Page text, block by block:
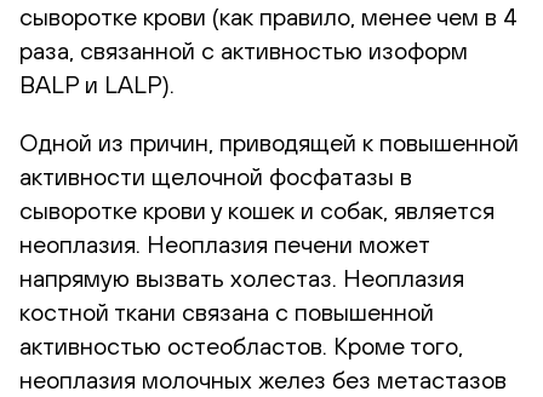
сыворотке крови (как правило, менее чем в 4
раза, связанной с активностью изоформ
BALP и LALP).
Одной из причин, приводящей к повышенной
активности щелочной фосфатазы в
сыворотке крови у кошек и собак, является
неоплазия. Неоплазия печени может
напрямую вызвать холестаз. Неоплазия
костной ткани связана с повышенной
активностью остеобластов. Кроме того,
неоплазия молочных желез без метастазов